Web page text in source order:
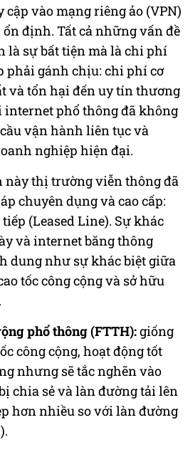
vào mạng riêng ảo (VPN)
ổn định. Tất cả những vấn đề
là sự bất tiện mà là chi phí
phải gánh chịu: chi phí cơ
và tổn hại đến uy tín thương
internet phổ thông đã không
vận hành liên tục và
nghiệp hiện đại.
này thị trường viễn thông đã
chuyên dụng và cao cấp:
(Leased Line). Sự khác
và internet băng thông
dung như sự khác biệt giữa
tốc công cộng và sở hữu
phổ thông (FTTH):giống
công cộng, hoạt động tốt
nhưng sẽ tắc nghẽn vào
chia sẻ và làn đường tải lên
hơn nhiều so với làn đường